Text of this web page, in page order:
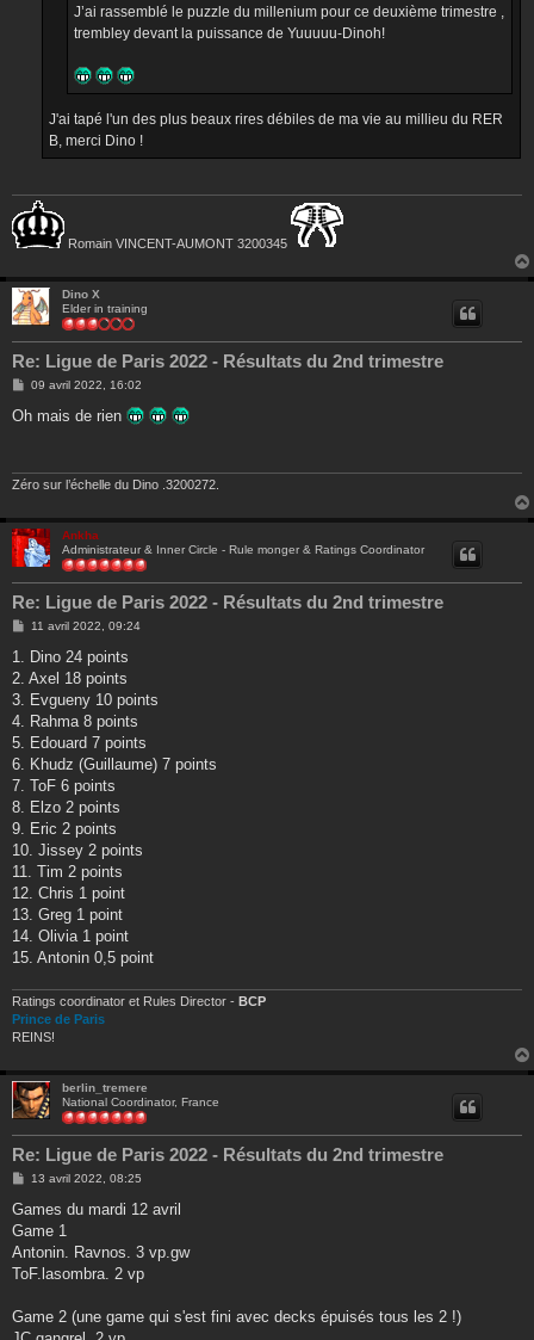
J’ai rassemblé le puzzle du millenium pour ce deuxième trimestre ,
trembley devant la puissance de Yuuuuu-Dinoh!
J'ai tapé l'un des plus beaux rires débiles de ma vie au millieu du RER
B, merci Dino !
Romain VINCENT-AUMONT 3200345
Dino X
Elder in training
Re: Ligue de Paris 2022 - Résultats du 2nd trimestre
M
s
09 avril 2022, 16:02
Oh mais de rien
Zéro sur l’échelle du Dino .3200272.
Ankha
Administrateur & Inner Circle - Rule monger & Ratings Coordinator
Re: Ligue de Paris 2022 - Résultats du 2nd trimestre
M
s
a
g
11 avril 2022, 09:24
1. Dino 24 points
2. Axel 18 points
3. Evgueny 10 points
4. Rahma 8 points
5. Edouard 7 points
6. Khudz (Guillaume) 7 points
7. ToF 6 points
8. Elzo 2 points
9. Eric 2 points
10. Jissey 2 points
11. Tim 2 points
12. Chris 1 point
13. Greg 1 point
14. Olivia 1 point
15. Antonin 0,5 point
Ratings coordinator et Rules Director - BCP
Prince de Paris
REINS!
berlin_tremere
National Coordinator, France
Re: Ligue de Paris 2022 - Résultats du 2nd trimestre
M
s
a
g
13 avril 2022, 08:25
Games du mardi 12 avril
Game 1
Antonin. Ravnos. 3 vp.gw
ToF.lasombra. 2 vp
Game 2 (une game qui s'est fini avec decks épuisés tous les 2 !)